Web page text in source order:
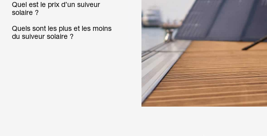
Quel est le prix d’un suiveur
solaire ?
Quels sont les plus et les moins
du suiveur solaire ?